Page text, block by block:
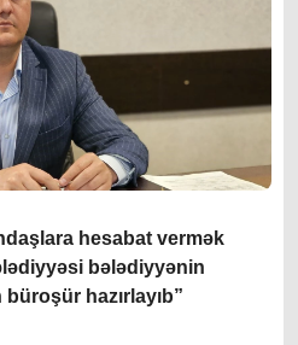
hesabat vermək
bələdiyyənin
hazırlayıb”